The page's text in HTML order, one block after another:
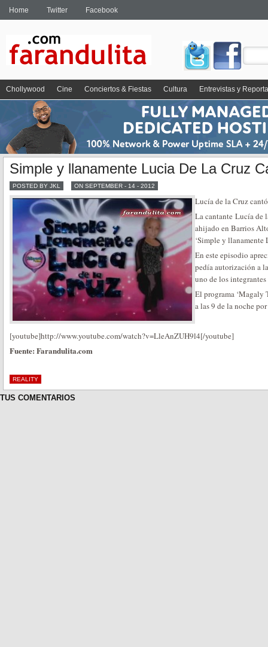
Home Twitter Facebook
Chollywood Cine Conciertos & Fiestas Cultura Entrevistas y
Simple y llanamente Lucia De La Cruz
POSTED BY JKL ON SEPTEMBER - 14 - 2012
Lucía de la Cruz
La cantante Lucía de
ahijado en Barrios
‘Simple y llanamente
En este episodio
pedía autorización a
uno de los
El programa ‘Magaly
a las 9 de la noche
[youtube]http://www.youtube.com/watch?v=LleAnZUH9l4[/youtube]
Fuente: Farandulita.com
REALITY
TUS COMENTARIOS